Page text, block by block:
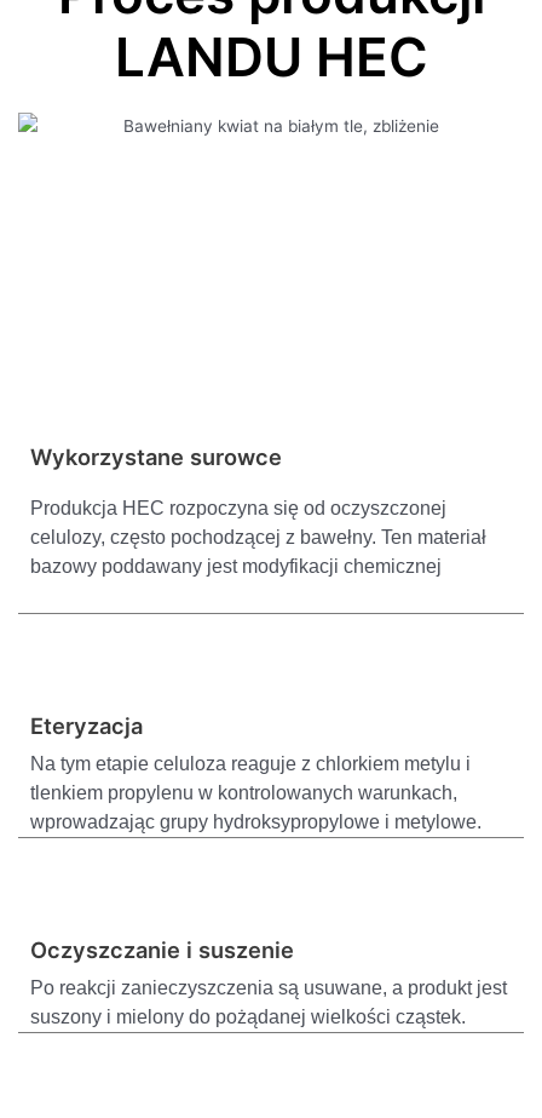
LANDU HEC
Wykorzystane surowce
Produkcja HEC rozpoczyna się od oczyszczonej
celulozy, często pochodzącej z bawełny. Ten materiał
bazowy poddawany jest modyfikacji chemicznej
Eteryzacja
Na tym etapie celuloza reaguje z chlorkiem metylu i
tlenkiem propylenu w kontrolowanych warunkach,
wprowadzając grupy hydroksypropylowe i metylowe.
Oczyszczanie i suszenie
Po reakcji zanieczyszczenia są usuwane, a produkt jest
suszony i mielony do pożądanej wielkości cząstek.